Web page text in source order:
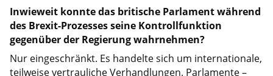
Inwieweit konnte das britische Parlament während
des Brexit-Prozesses seine Kontrollfunktion
gegenüber der Regierung wahrnehmen?
Nur eingeschränkt. Es handelte sich um internationale,
teilweise vertrauliche Verhandlungen. Parlamente –